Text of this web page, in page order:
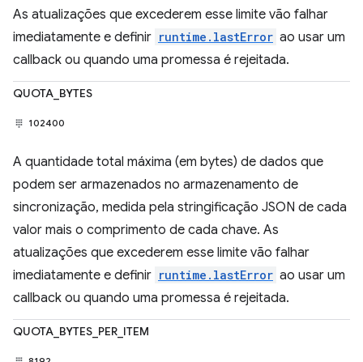
As atualizações que excederem esse limite vão falhar
imediatamente e definir runtime.lastError ao usar um
callback ou quando uma promessa é rejeitada.
QUOTA_BYTES
102400
A quantidade total máxima (em bytes) de dados que
podem ser armazenados no armazenamento de
sincronização, medida pela stringificação JSON de cada
valor mais o comprimento de cada chave. As
atualizações que excederem esse limite vão falhar
imediatamente e definir runtime.lastError ao usar um
callback ou quando uma promessa é rejeitada.
QUOTA_BYTES_PER_ITEM